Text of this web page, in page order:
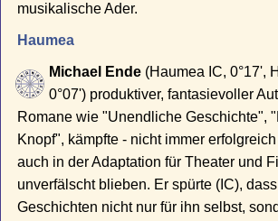
musikalische Ader.
Haumea
Michael Ende (Haumea IC, 0°17',
0°07') produktiver, fantasievoller
Romane wie "Unendliche Geschichte",
Knopf", kämpfte - nicht immer
auch in der Adaptation für Theater und
unverfälscht blieben. Er spürte (IC),
Geschichten nicht nur für ihn selbst,